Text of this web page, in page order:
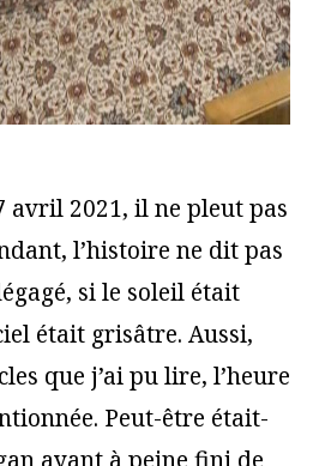
avril 2021, il ne pleut pas
l’histoire ne dit pas
si le soleil était
était grisâtre. Aussi,
que j’ai pu lire, l’heure
Peut-être était-